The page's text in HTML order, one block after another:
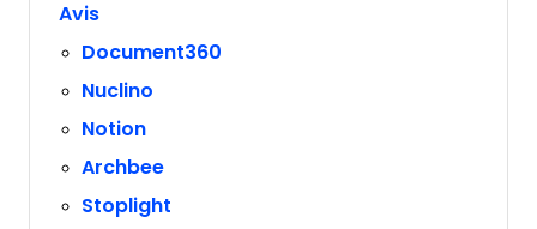
Avis
Document360
Nuclino
Notion
Archbee
Stoplight